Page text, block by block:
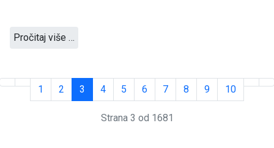
Pročitaj više …
1 2 3 4 5 6 7 8 9 10
Strana 3 od 1681